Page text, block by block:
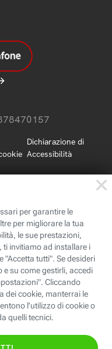
Dichiarazione di
Accessibilità